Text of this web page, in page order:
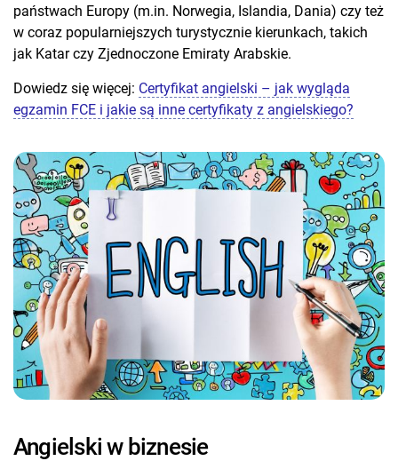
państwach Europy (m.in. Norwegia, Islandia, Dania) czy też
w coraz popularniejszych turystycznie kierunkach, takich
jak Katar czy Zjednoczone Emiraty Arabskie.
Dowiedz się więcej: Certyfikat angielski – jak wygląda
egzamin FCE i jakie są inne certyfikaty z angielskiego?
Angielski w biznesie